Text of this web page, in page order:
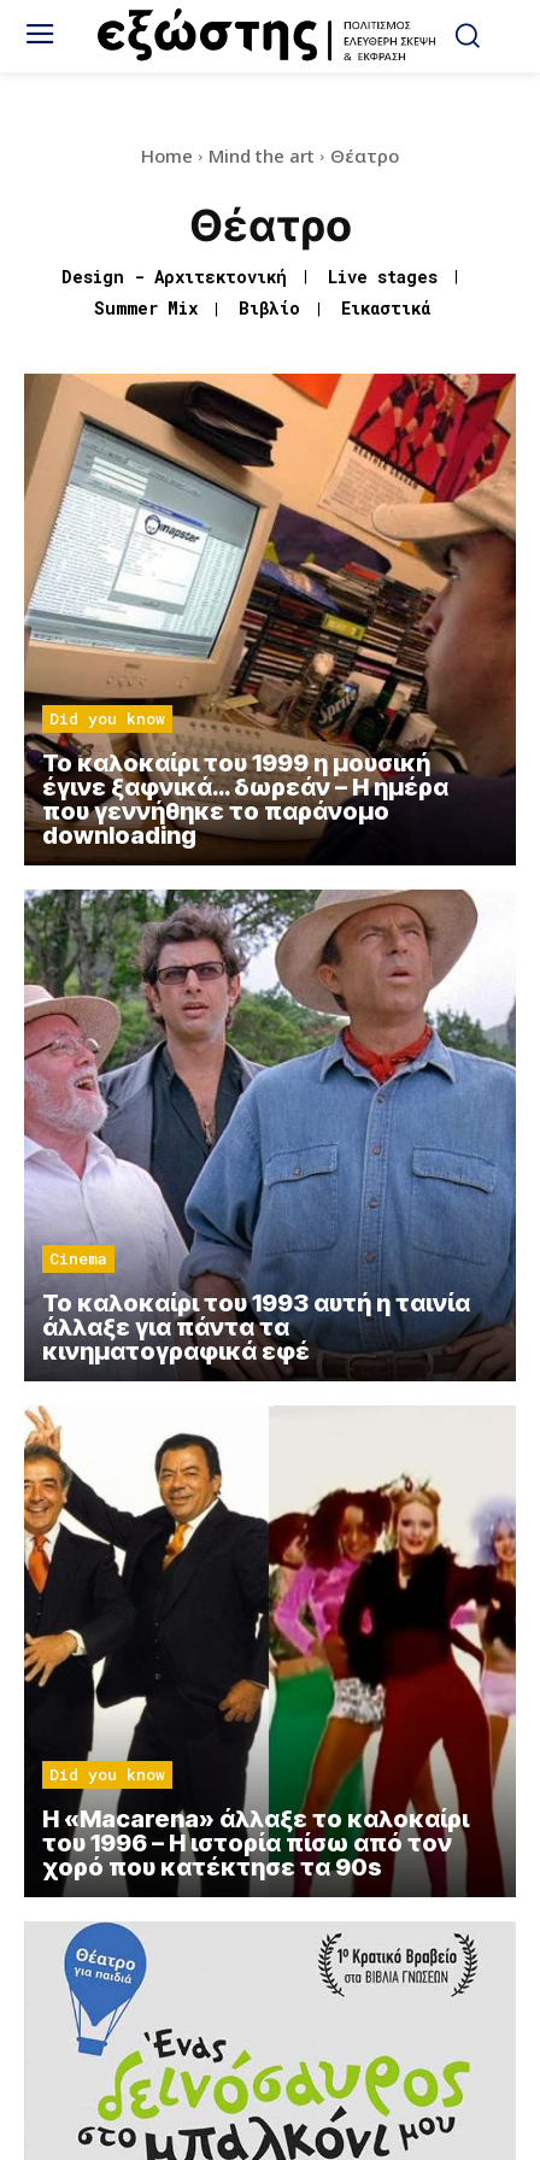
Home Mind the art Θέατρο
Θέατρο
Design - Αρχιτεκτονική
Live stages
Summer Mix
Βιβλίο Εικαστικά
Did you know
Το καλοκαίρι του 1999 η μουσική
έγινε ξαφνικά… δωρεάν – Η ημέρα
που γεννήθηκε το παράνομο
downloading
Cinema
Το καλοκαίρι του 1993 αυτή η ταινία
άλλαξε για πάντα τα
κινηματογραφικά εφέ
Did you know
Η «Macarena» άλλαξε το καλοκαίρι
του 1996 – Η ιστορία πίσω από τον
χορό που κατέκτησε τα 90s